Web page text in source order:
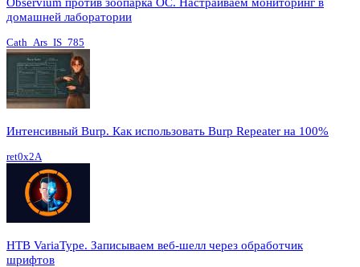
домашней лаборатории
Cath_Ars_IS_785
Интенсивный Burp. Как использовать Burp Repeater на 100%
ret0x2A
HTB VariaType. Записываем веб-шелл через обработчик
шрифтов